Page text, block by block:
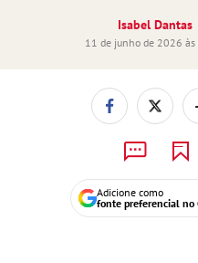
Isabel Dantas
11 de junho de 2026
Adicione como
fonte preferencial no